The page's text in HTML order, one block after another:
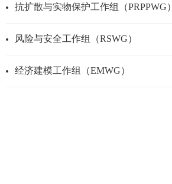
抗扩散与实物保护工作组（PRPPWG）
风险与安全工作组（RSWG）
经济建模工作组（EMWG）